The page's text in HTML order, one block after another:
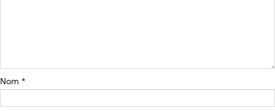
Nom *